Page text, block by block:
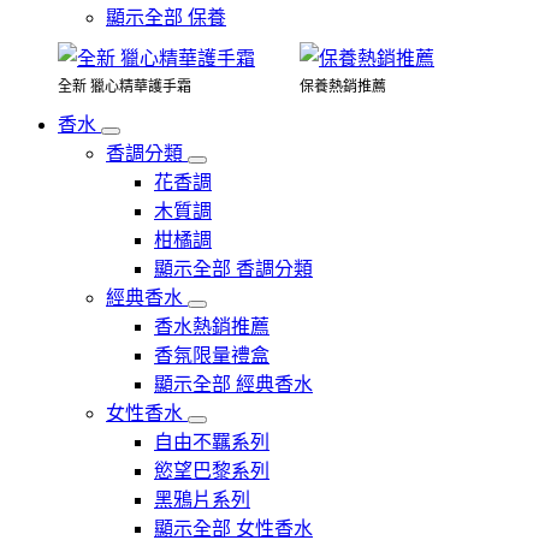
顯示全部 保養
全新 獵心精華護手霜 保養熱銷推薦
香水
香調分類
花香調
木質調
柑橘調
顯示全部 香調分類
經典香水
香水熱銷推薦
香氛限量禮盒
顯示全部 經典香水
女性香水
自由不羈系列
慾望巴黎系列
黑鴉片系列
顯示全部 女性香水